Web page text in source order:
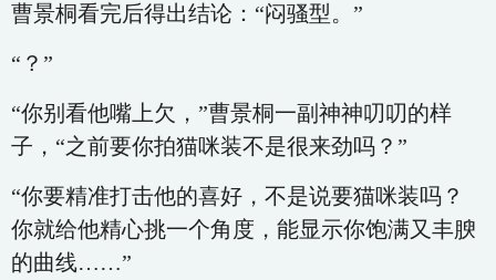
曹景桐看完后得出结论：“闷骚型。”
“？”
“你别看他嘴上欠，”曹景桐一副神神叨叨的样
子，“之前要你拍猫咪装不是很来劲吗？”
“你要精准打击他的喜好，不是说要猫咪装吗？
你就给他精心挑一个角度，能显示你饱满又丰腴
的曲线……”